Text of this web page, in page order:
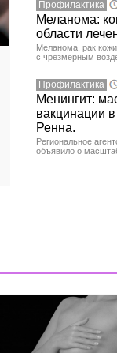
Профилактика
Меланома:
области
Меланома, рак
с чрезмерным
Профилактика
Менингит:
вакцинации
Ренна.
Региональное
объявило о